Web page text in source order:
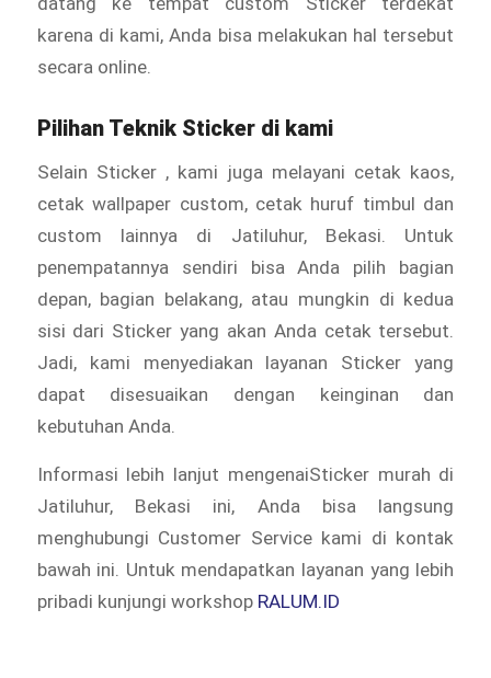
karena di kami, Anda bisa melakukan hal tersebut
secara online.
Pilihan Teknik Sticker di kami
Selain Sticker , kami juga melayani cetak kaos,
cetak wallpaper custom, cetak huruf timbul dan
custom lainnya di Jatiluhur, Bekasi. Untuk
penempatannya sendiri bisa Anda pilih bagian
depan, bagian belakang, atau mungkin di kedua
sisi dari Stickeryang akan Anda cetak tersebut.
Jadi, kami menyediakan layanan Sticker yang
dapat disesuaikan dengan keinginan dan
kebutuhan Anda.
Informasi lebih lanjut mengenaiSticker murah di
Jatiluhur, Bekasi ini, Anda bisa langsung
menghubungi Customer Service kami di kontak
bawah ini. Untuk mendapatkan layanan yang lebih
pribadi kunjungi workshop RALUM.ID